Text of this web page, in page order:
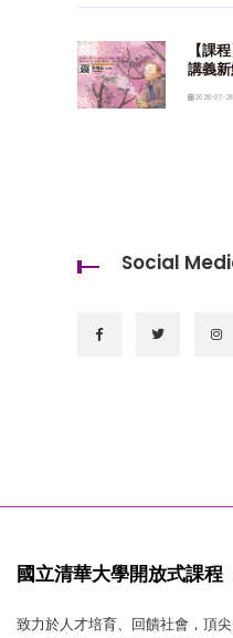
【課
講義新
2026-07-28
Social
國立清華大學開放式課程
致力於人才培育、回饋社會，頂